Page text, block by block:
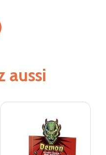
aussi